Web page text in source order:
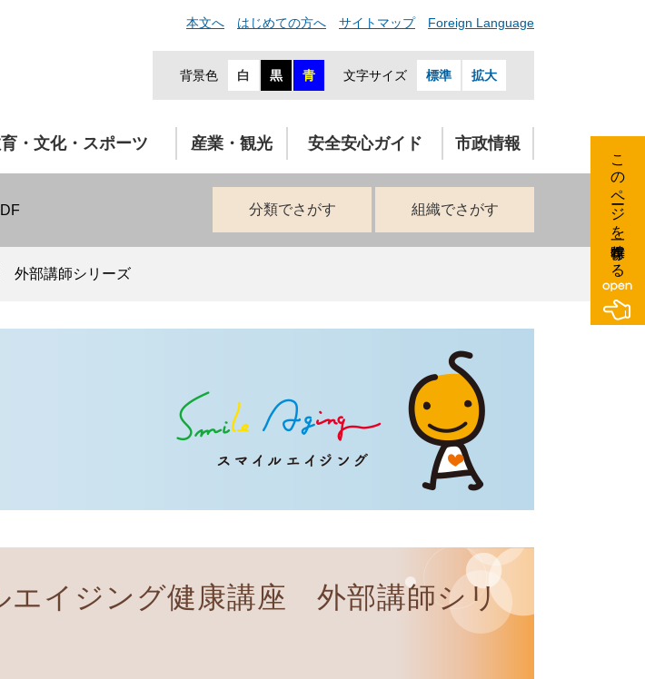
本文へ はじめての方へ サイトマップ Foreign Language
背景色 白 黒 青 文字サイズ 標準 拡大
・文化・スポーツ 産業・観光 安全安心ガイド 市政情報
分類でさがす 組織でさがす
外部講師シリーズ
エイジング健康講座 外部講師シリ
このページを一時保存する